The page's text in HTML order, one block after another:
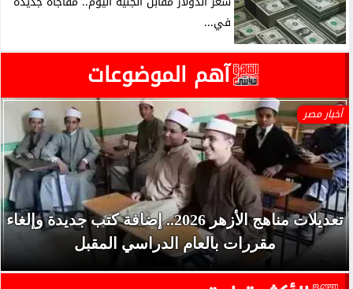
في...
آهم الموضوعات
أخبار مصر
تعديلات مناهج الأزهر 2026.. إضافة كتب جديدة وإلغاء
مقررات بالعام الدراسي المقبل